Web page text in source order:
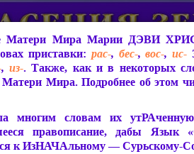
Матери Мира Марии ДЭВИ
приставки: рас-, бес-,вос-, ис-
,из-. Также, как и в некоторых
Мира. Подробнее об этом
многим словам их утРАченную
правописание, дабы Язык
к ИзНАЧАльному — Сурьскому-